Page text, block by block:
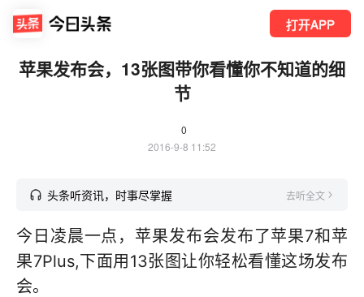
打开APP
苹果发布会，13张图带你看懂你不知道的细
节
0
2016-9-8 11:52
头条听资讯，时事尽掌握 去听全文
今日凌晨一点，苹果发布会发布了苹果7和苹
果7Plus,下面用13张图让你轻松看懂这场发布
会。